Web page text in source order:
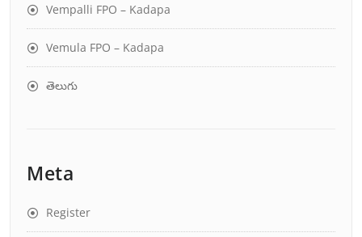
Vempalli FPO – Kadapa
Vemula FPO – Kadapa
తెలుగు
Meta
Register